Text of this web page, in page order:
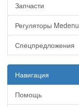
Запчасти
Регуляторы
Спецпредложения
Навигация
Помощь